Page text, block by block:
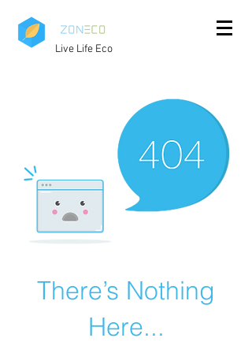
Live Life Eco
There’s Nothing
Here...